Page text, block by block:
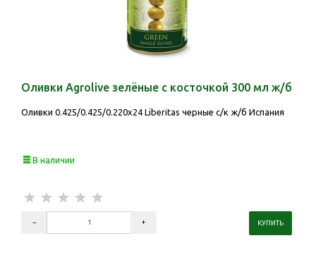
Оливки Agrolive зелёные с косточкой 300 мл ж/б
Оливки 0.425/0.425/0.220х24 Liberitas черные с/к ж/б Испания
В наличии